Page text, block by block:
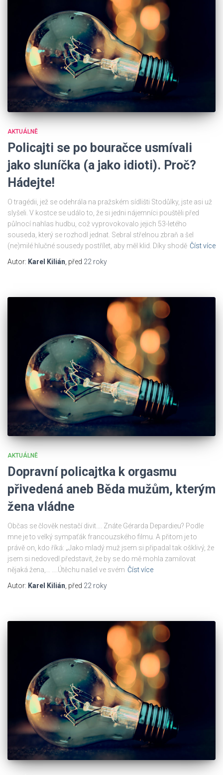
AKTUÁLNĚ
Policajti se po bouračce usmívali
jako sluníčka (a jako idioti). Proč?
Hádejte!
O tragédii, jež se odehrála na pražském sídlišti Stodůlky, jste asi už
slyšeli. V kostce se událo to, že si jedni nájemníci pouštěli před
půlnocí nahlas hudbu, což vyprovokovalo jejich 53-letého
souseda, který se rozhodl jednat. Sebral střelnou zbraň a šel
(ne)milé hlučné sousedy postřílet, aby měl klid. Díky shodě Číst více
Autor: Karel Kilián, před 22 roky
AKTUÁLNĚ
Dopravní policajtka k orgasmu
přivedená aneb Běda mužům, kterým
žena vládne
Občas se člověk nestačí divit…. Znáte Gérarda Depardieu? Podle
mne je to velký sympaťák francouzského filmu. A přitom je to
právě on, kdo říká: „Jako mladý muž jsem si připadal tak ošklivý, že
jsem si nedovedl představit, že by se do mě mohla zamilovat
nějaká žena,… ….Útěchu našel ve svém Číst více
Autor: Karel Kilián , před 22 roky